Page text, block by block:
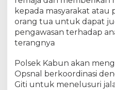
kepada masyarakat atau
orang tua untuk dapat
pengawasan terhadap
terangnya
Polsek Kabun akan
Opsnal berkoordinasi
Giti untuk menelusuri